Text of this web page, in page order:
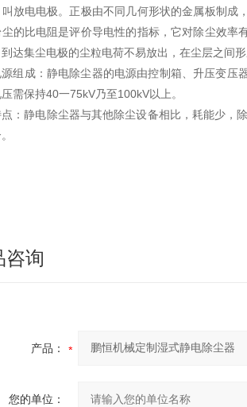
放电电极。正极由不同几何形状的金属板制成
的比电阻是评价导电性的指标，它对除尘效率
达集尘电极的尘粒电荷不易放出，在尘层之间
源组成：静电除尘器的电源由控制箱、升压变压
需保持40一75kV乃至100kV以上。
：静电除尘器与其他除尘设备相比，耗能少，
咨询
产品：
您的单位：